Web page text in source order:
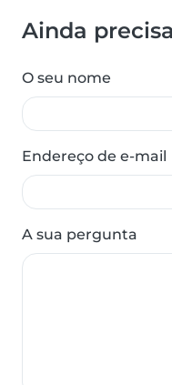
Ainda
O seu nome
Endereço de e-mail
A sua pergunta